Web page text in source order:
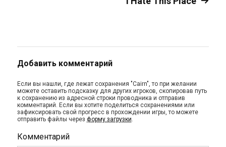
Добавить комментарий
Если вы нашли, где лежат сохранения "Cairn", то при желании
можете оставить подсказку для других игроков, скопировав путь
к сохранению из адресной строки проводника и отправив
комментарий. Если вы хотите поделиться сохранениями или
зафиксировать свой прогресс в прохождении игры, то можете
отправить файлы через форму загрузки.
Комментарий